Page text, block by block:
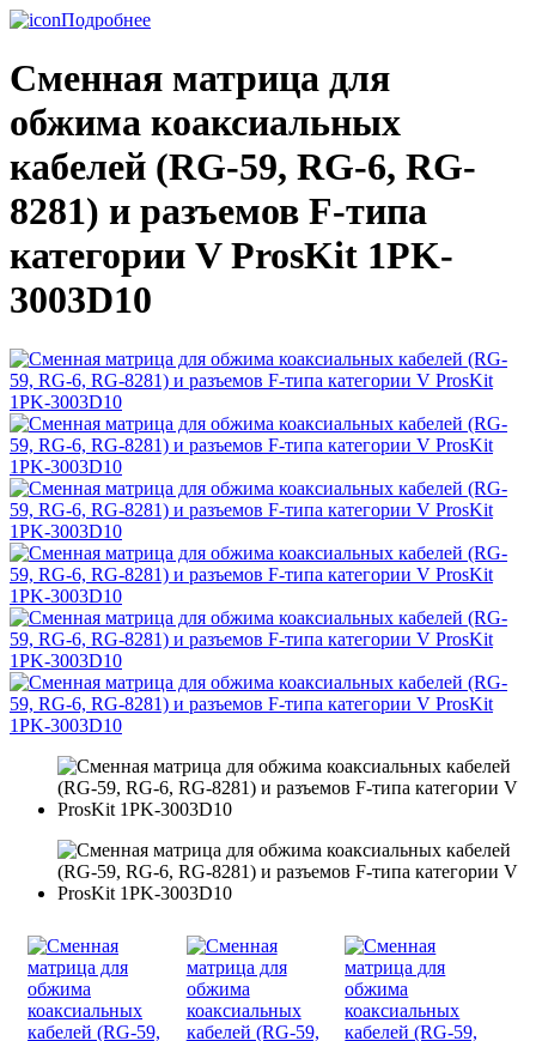
Подробнее
Сменная матрица для
обжима коаксиальных
кабелей (RG-59, RG-6, RG-
8281) и разъемов F-типа
категории V ProsKit 1PK-
3003D10